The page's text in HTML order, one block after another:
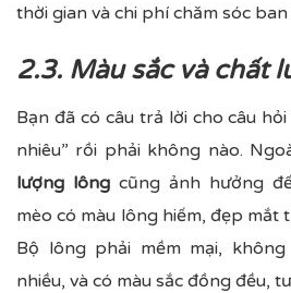
thời gian và chi phí chăm sóc ban
2.3. Màu sắc và chất
Bạn đã có câu trả lời cho câu
nhiêu” rồi phải không nào.
lượng lông cũng ảnh hưởng
mèo có màu lông hiếm, đẹp mắt
Bộ lông phải mềm mại,
nhiều, và có màu sắc đồng đều,